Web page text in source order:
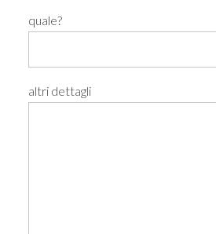
quale?
altri dettagli